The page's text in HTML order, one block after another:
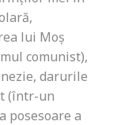
lui Moș
comunist),
darurile
(într-un
posesoare a